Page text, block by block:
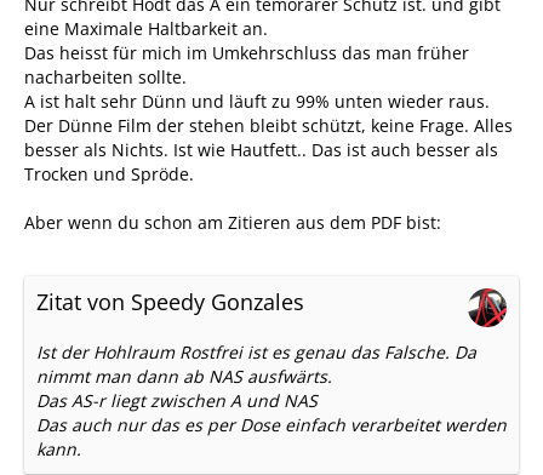
eine Maximale Haltbarkeit an.
Das heisst für mich im Umkehrschluss das man früher
nacharbeiten sollte.
A ist halt sehr Dünn und läuft zu 99% unten wieder raus.
Der Dünne Film der stehen bleibt schützt, keine Frage. Alles
besser als Nichts. Ist wie Hautfett.. Das ist auch besser als
Trocken und Spröde.
Aber wenn du schon am Zitieren aus dem PDF bist:
Zitat von Speedy Gonzales
Ist der Hohlraum Rostfrei ist es genau das Falsche. Da
nimmt man dann ab NAS ausfwärts.
Das AS-r liegt zwischen A und NAS
Das auch nur das es per Dose einfach verarbeitet werden
kann.